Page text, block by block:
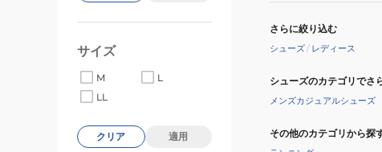
さらに絞り込む
シューズ/ レディース
シューズのカテゴリでさ
メンズカジュアルシューズ
その他のカテゴリから探
サイズ
M
L
LL
クリア 適用